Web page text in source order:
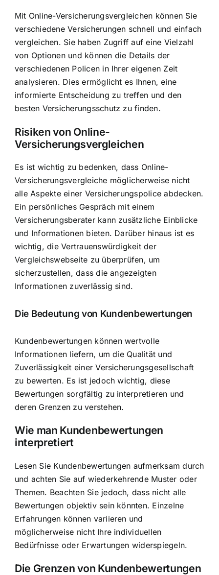
Mit Online-Versicherungsvergleichen können Sie
verschiedene Versicherungen schnell und einfach
vergleichen. Sie haben Zugriff auf eine Vielzahl
von Optionen und können die Details der
verschiedenen Policen in Ihrer eigenen Zeit
analysieren. Dies ermöglicht es Ihnen, eine
informierte Entscheidung zu treffen und den
besten Versicherungsschutz zu finden.
Risiken von Online-
Versicherungsvergleichen
Es ist wichtig zu bedenken, dass Online-
Versicherungsvergleiche möglicherweise nicht
alle Aspekte einer Versicherungspolice abdecken.
Ein persönliches Gespräch mit einem
Versicherungsberater kann zusätzliche Einblicke
und Informationen bieten. Darüber hinaus ist es
wichtig, die Vertrauenswürdigkeit der
Vergleichswebseite zu überprüfen, um
sicherzustellen, dass die angezeigten
Informationen zuverlässig sind.
Die Bedeutung von Kundenbewertungen
Kundenbewertungen können wertvolle
Informationen liefern, um die Qualität und
Zuverlässigkeit einer Versicherungsgesellschaft
zu bewerten. Es ist jedoch wichtig, diese
Bewertungen sorgfältig zu interpretieren und
deren Grenzen zu verstehen.
Wie man Kundenbewertungen
interpretiert
Lesen Sie Kundenbewertungen aufmerksam durch
und achten Sie auf wiederkehrende Muster oder
Themen. Beachten Sie jedoch, dass nicht alle
Bewertungen objektiv sein könnten. Einzelne
Erfahrungen können variieren und
möglicherweise nicht Ihre individuellen
Bedürfnisse oder Erwartungen widerspiegeln.
Die Grenzen von Kundenbewertungen